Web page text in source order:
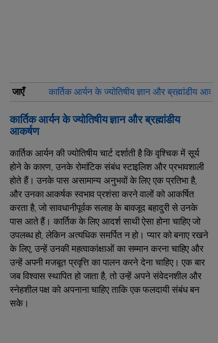
जाएँ कार्तिक आर्यन के ज्योतिषीय ज्ञान और ब्रह्मांडीय
कार्तिक आर्यन के ज्योतिषीय ज्ञान और ब्रह्मांडीय
आकर्षण
कार्तिक आर्यन की ज्योतिषीय चार्ट दर्शाती है कि वृश्चिक में सूर्य
होने के कारण, उनके रोमांटिक संबंध स्टाइलिश और प्रभावशाली
होते हैं। उनके पास असामान्य अनुभवों के लिए एक प्रतिभा है,
और उनका आकर्षक स्वभाव प्रशंसा करने वालों को आकर्षित
करता है, जो सावधानीपूर्वक सलाह के बावजूद बहादुरी से उनके
पास आते हैं। कार्तिक के लिए आदर्श साथी ऐसा होना चाहिए जो
उपलब्ध हो, लेकिन अत्यधिक समर्पित न हो। प्यार को बनाए रखने
के लिए, उन्हें उनकी महत्वाकांक्षाओं का सम्मान करना चाहिए और
उन्हें अपनी मजबूत प्रवृत्ति का पालन करने देना चाहिए। एक बार
जब विश्वास स्थापित हो जाता है, तो उन्हें अपने संवेदनशील और
स्नेहशील पक्ष को अपनाना चाहिए ताकि एक फलदायी संबंध बन
सके।